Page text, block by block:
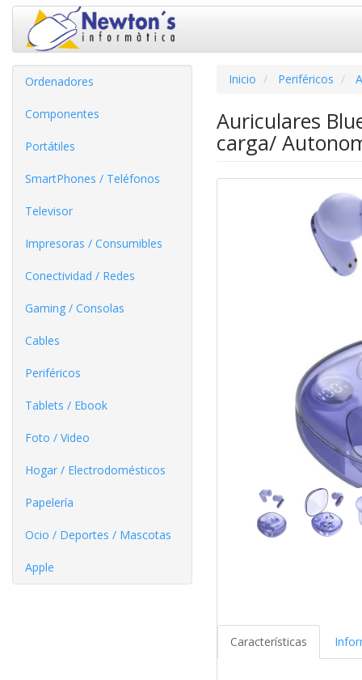
Ordenadores
Componentes
Portátiles
SmartPhones / Teléfonos
Televisor
Impresoras / Consumibles
Conectividad / Redes
Gaming / Consolas
Cables
Periféricos
Tablets / Ebook
Foto / Video
Hogar / Electrodomésticos
Papelería
Ocio / Deportes / Mascotas
Apple
Inicio Periféricos
Auriculares
carga/
Características